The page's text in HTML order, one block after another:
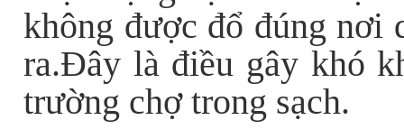
không được đổ đúng nơi
ra.Đây là điều gây khó
trường chợ trong sạch.